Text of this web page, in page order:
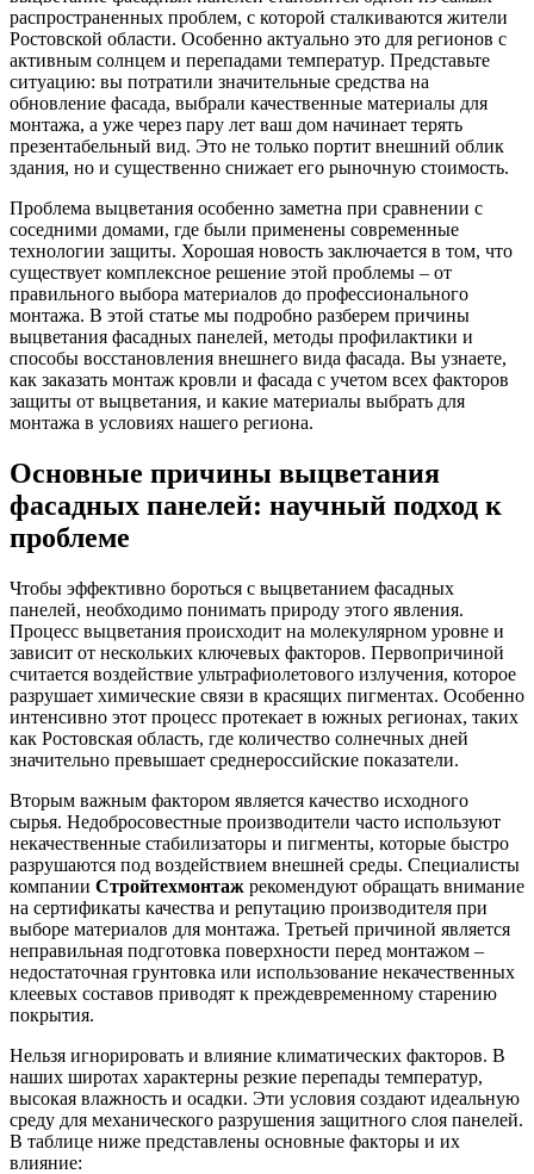
распространенных проблем, с которой сталкиваются жители
Ростовской области. Особенно актуально это для регионов с
активным солнцем и перепадами температур. Представьте
ситуацию: вы потратили значительные средства на
обновление фасада, выбрали качественные материалы для
монтажа, а уже через пару лет ваш дом начинает терять
презентабельный вид. Это не только портит внешний облик
здания, но и существенно снижает его рыночную стоимость.
Проблема выцветания особенно заметна при сравнении с
соседними домами, где были применены современные
технологии защиты. Хорошая новость заключается в том, что
существует комплексное решение этой проблемы – от
правильного выбора материалов до профессионального
монтажа. В этой статье мы подробно разберем причины
выцветания фасадных панелей, методы профилактики и
способы восстановления внешнего вида фасада. Вы узнаете,
как заказать монтаж кровли и фасада с учетом всех факторов
защиты от выцветания, и какие материалы выбрать для
монтажа в условиях нашего региона.
Основные причины выцветания
фасадных панелей: научный подход к
проблеме
Чтобы эффективно бороться с выцветанием фасадных
панелей, необходимо понимать природу этого явления.
Процесс выцветания происходит на молекулярном уровне и
зависит от нескольких ключевых факторов. Первопричиной
считается воздействие ультрафиолетового излучения, которое
разрушает химические связи в красящих пигментах. Особенно
интенсивно этот процесс протекает в южных регионах, таких
как Ростовская область, где количество солнечных дней
значительно превышает среднероссийские показатели.
Вторым важным фактором является качество исходного
сырья. Недобросовестные производители часто используют
некачественные стабилизаторы и пигменты, которые быстро
разрушаются под воздействием внешней среды. Специалисты
компании Стройтехмонтаж рекомендуют обращать внимание
на сертификаты качества и репутацию производителя при
выборе материалов для монтажа. Третьей причиной является
неправильная подготовка поверхности перед монтажом –
недостаточная грунтовка или использование некачественных
клеевых составов приводят к преждевременному старению
покрытия.
Нельзя игнорировать и влияние климатических факторов. В
наших широтах характерны резкие перепады температур,
высокая влажность и осадки. Эти условия создают идеальную
среду для механического разрушения защитного слоя панелей.
В таблице ниже представлены основные факторы и их
влияние: